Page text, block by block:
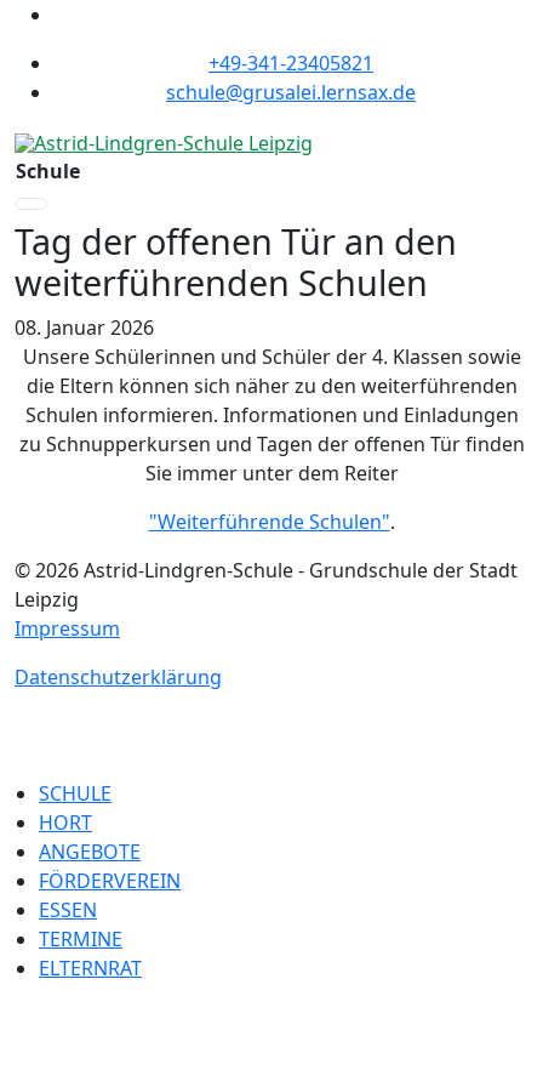
+49-341-23405821
schule@grusalei.lernsax.de
Schule
Tag der offenen Tür an den
weiterführenden Schulen
08. Januar 2026
Unsere Schülerinnen und Schüler der 4. Klassen sowie
die Eltern können sich näher zu den weiterführenden
Schulen informieren. Informationen und Einladungen
zu Schnupperkursen und Tagen der offenen Tür finden
Sie immer unter dem Reiter
"Weiterführende Schulen".
© 2026 Astrid-Lindgren-Schule - Grundschule der Stadt
Leipzig
Impressum
Datenschutzerklärung
SCHULE
HORT
ANGEBOTE
FÖRDERVEREIN
ESSEN
TERMINE
ELTERNRAT